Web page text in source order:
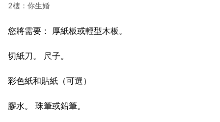
2樓：你生婚
您將需要： 厚紙板或輕型木板。
切紙刀。 尺子。
彩色紙和貼紙（可選）
膠水。 珠筆或鉛筆。